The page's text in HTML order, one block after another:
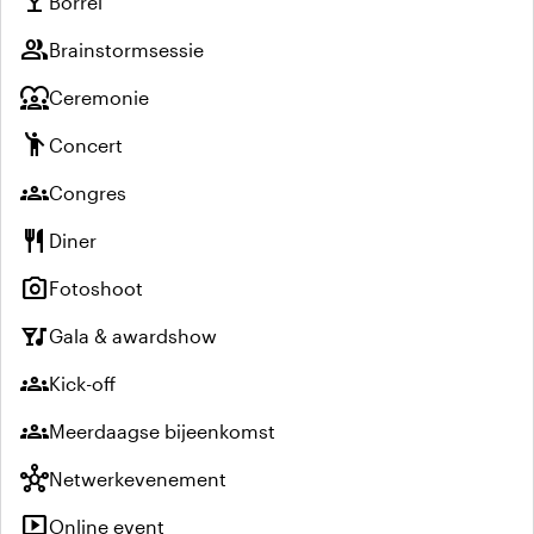
groupBrainstormsessie
diversity_1Ceremonie
emoji_peopleConcert
groupsCongres
restaurant Diner
photo_cameraFotoshoot
nightlifeGala & awardshow
groupsKick-off
groupsMeerdaagse bijeenkomst
hubNetwerkevenement
live_tvOnline event